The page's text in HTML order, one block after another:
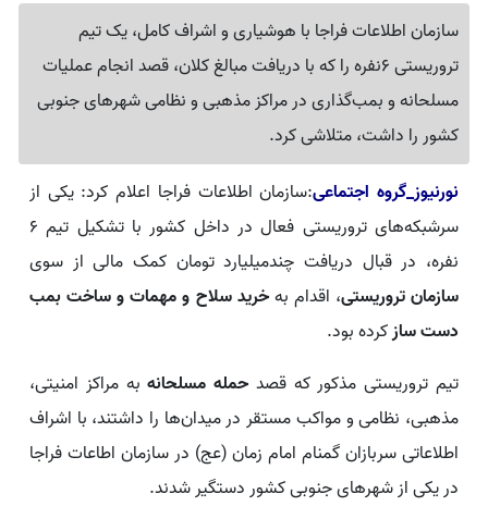
سازمان اطلاعات فراجا با هوشیاری و اشراف کامل، یک تیم
تروریستی 6نفره را که با دریافت مبالغ کلان، قصد انجام عملیات
مسلحانه و بمب‌گذاری در مراکز مذهبی و نظامی شهرهای جنوبی
کشور را داشت، متلاشی کرد.
نورنیوز_گروه اجتماعی:سازمان اطلاعات فراجا اعلام کرد: یکی از
سرشبکه‌های تروریستی فعال در داخل کشور با تشکیل تیم ۶
نفره، در قبال دریافت چندمیلیارد تومان کمک مالی از سوی
سازمان تروریستی، اقدام بهخرید سلاح و مهمات و ساخت بمب
دست سازکرده بود.
تیم تروریستی مذکور که قصد حمله مسلحانهبه مراکز امنیتی،
مذهبی، نظامی و مواکب مستقر در میدان‌ها را داشتند، با اشراف
اطلاعاتی سربازان گمنام امام زمان (عج) در سازمان اطاعات فراجا
در یکی از شهرهای جنوبی کشور دستگیر شدند.